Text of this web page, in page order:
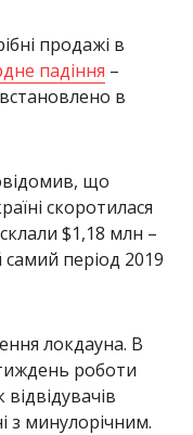
продажі в
падіння –
в
що
скоротилася
$1,18 млн –
період 2019
локдауна. В
роботи
з минулорічним.